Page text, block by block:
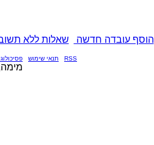
הוסף עובדה חדשה שאלות ללא
RSS תנאי שימוש
מימה,